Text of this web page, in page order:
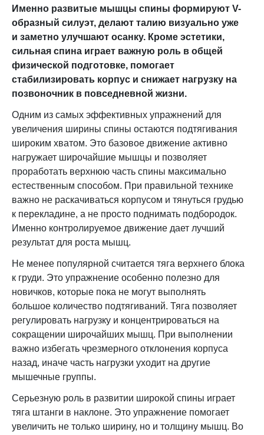
Именно развитые мышцы спины формируют V-
образный силуэт, делают талию визуально уже
и заметно улучшают осанку. Кроме эстетики,
сильная спина играет важную роль в общей
физической подготовке, помогает
стабилизировать корпус и снижает нагрузку на
позвоночник в повседневной жизни.
Одним из самых эффективных упражнений для
увеличения ширины спины остаются подтягивания
широким хватом. Это базовое движение активно
нагружает широчайшие мышцы и позволяет
проработать верхнюю часть спины максимально
естественным способом. При правильной технике
важно не раскачиваться корпусом и тянуться грудью
к перекладине, а не просто поднимать подбородок.
Именно контролируемое движение дает лучший
результат для роста мышц.
Не менее популярной считается тяга верхнего блока
к груди. Это упражнение особенно полезно для
новичков, которые пока не могут выполнять
большое количество подтягиваний. Тяга позволяет
регулировать нагрузку и концентрироваться на
сокращении широчайших мышц. При выполнении
важно избегать чрезмерного отклонения корпуса
назад, иначе часть нагрузки уходит на другие
мышечные группы.
Серьезную роль в развитии широкой спины играет
тяга штанги в наклоне. Это упражнение помогает
увеличить не только ширину, но и толщину мышц. Во